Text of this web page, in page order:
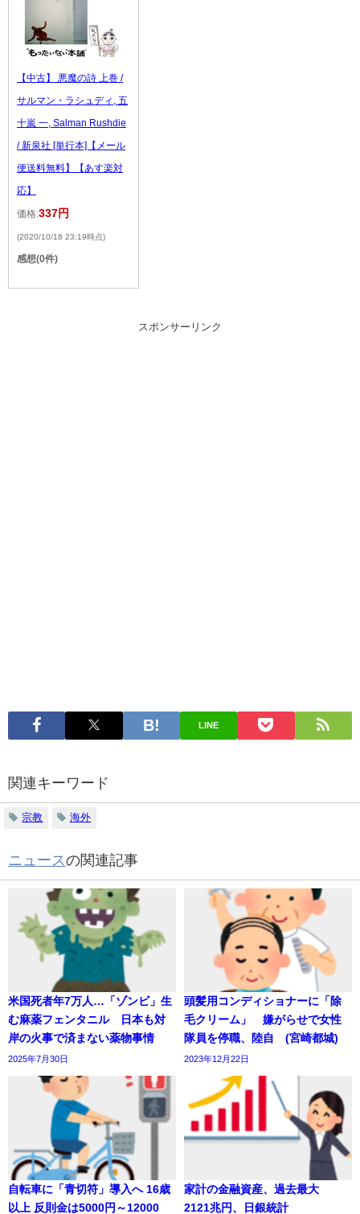
【中古】 悪魔の詩 上巻 /
サルマン・ラシュディ, 五
十嵐 一, Salman Rushdie
/ 新泉社 [単行本]【メール
便送料無料】【あす楽対
応】
価格:337円
(2020/10/18 23:19時点)
感想(0件)
スポンサーリンク
LINE
関連キーワード
宗教 海外
ニュースの関連記事
米国死者年7万人…「ゾンビ」生
む麻薬フェンタニル 日本も対
岸の火事で済まない薬物事情
2025年7月30日
頭髪用コンディショナーに「除
毛クリーム」 嫌がらせで女性
隊員を停職、陸自 (宮崎都城)
2023年12月22日
自転車に「青切符」導入へ 16歳
以上 反則金は5000円～12000
家計の金融資産、過去最大
2121兆円、日銀統計